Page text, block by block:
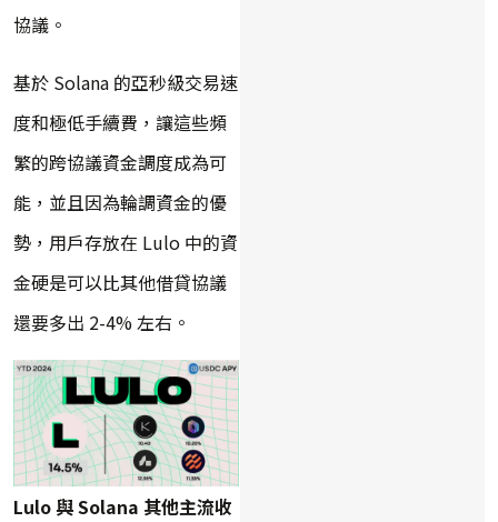
協議。
基於 Solana 的亞秒級交易速
度和極低手續費，讓這些頻
繁的跨協議資金調度成為可
能，並且因為輪調資金的優
勢，用戶存放在 Lulo 中的資
金硬是可以比其他借貸協議
還要多出 2-4% 左右。
Lulo 與 Solana 其他主流收